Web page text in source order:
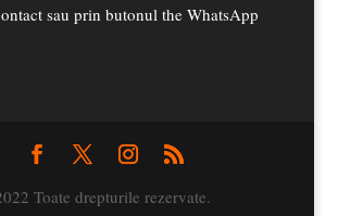
sau prin butonul the WhatsApp
Toate drepturile rezervate.